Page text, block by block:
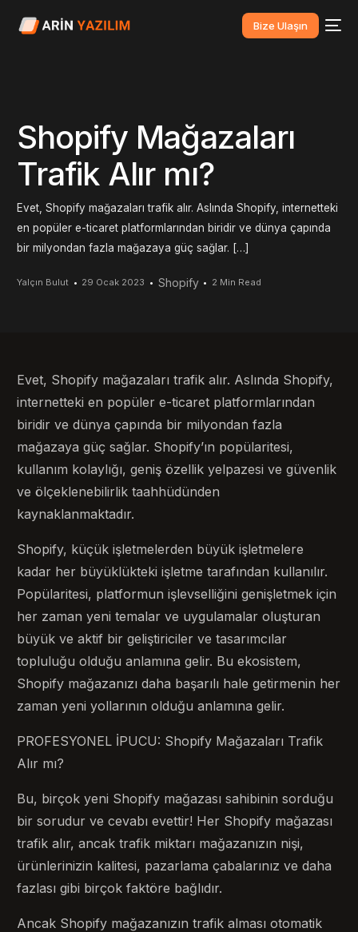
Bize Ulaşın
Shopify Mağazaları
Trafik Alır mı?
Evet, Shopify mağazaları trafik alır. Aslında Shopify, internetteki
en popüler e-ticaret platformlarından biridir ve dünya çapında
bir milyondan fazla mağazaya güç sağlar. […]
Yalçın Bulut 29 Ocak 2023 Shopify 2 Min Read
Evet, Shopify mağazaları trafik alır. Aslında Shopify,
internetteki en popüler e-ticaret platformlarından
biridir ve dünya çapında bir milyondan fazla
mağazaya güç sağlar. Shopify’ın popülaritesi,
kullanım kolaylığı, geniş özellik yelpazesi ve güvenlik
ve ölçeklenebilirlik taahhüdünden
kaynaklanmaktadır.
Shopify, küçük işletmelerden büyük işletmelere
kadar her büyüklükteki işletme tarafından kullanılır.
Popülaritesi, platformun işlevselliğini genişletmek için
her zaman yeni temalar ve uygulamalar oluşturan
büyük ve aktif bir geliştiriciler ve tasarımcılar
topluluğu olduğu anlamına gelir. Bu ekosistem,
Shopify mağazanızı daha başarılı hale getirmenin her
zaman yeni yollarının olduğu anlamına gelir.
PROFESYONEL İPUCU: Shopify Mağazaları Trafik
Alır mı?
Bu, birçok yeni Shopify mağazası sahibinin sorduğu
bir sorudur ve cevabı evettir! Her Shopify mağazası
trafik alır, ancak trafik miktarı mağazanızın nişi,
ürünlerinizin kalitesi, pazarlama çabalarınız ve daha
fazlası gibi birçok faktöre bağlıdır.
Ancak Shopify mağazanızın trafik alması otomatik